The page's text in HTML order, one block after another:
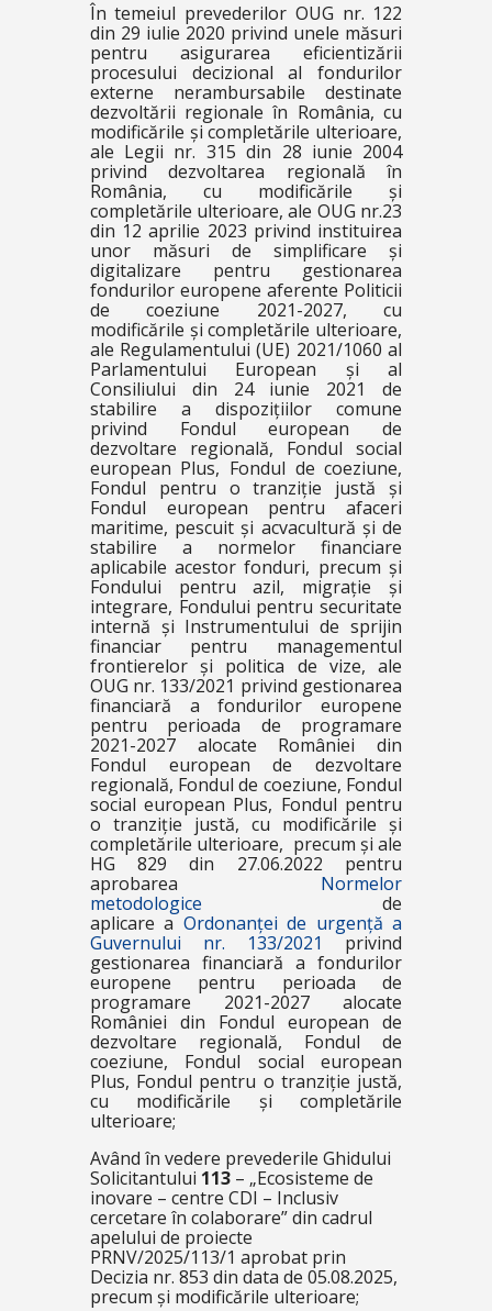
În temeiul prevederilor OUG nr. 122
din 29 iulie 2020 privind unele măsuri
pentru asigurarea eficientizării
procesului decizional al fondurilor
externe nerambursabile destinate
dezvoltării regionale în România, cu
modificările și completările ulterioare,
ale Legii nr. 315 din 28 iunie 2004
privind dezvoltarea regională în
România, cu modificările și
completările ulterioare, ale OUG nr.23
din 12 aprilie 2023 privind instituirea
unor măsuri de simplificare și
digitalizare pentru gestionarea
fondurilor europene aferente Politicii
de coeziune 2021-2027, cu
modificările și completările ulterioare,
ale Regulamentului (UE) 2021/1060 al
Parlamentului European și al
Consiliului din 24 iunie 2021 de
stabilire a dispozițiilor comune
privind Fondul european de
dezvoltare regională, Fondul social
european Plus, Fondul de coeziune,
Fondul pentru o tranziție justă și
Fondul european pentru afaceri
maritime, pescuit și acvacultură și de
stabilire a normelor financiare
aplicabile acestor fonduri, precum și
Fondului pentru azil, migrație și
integrare, Fondului pentru securitate
internă și Instrumentului de sprijin
financiar pentru managementul
frontierelor și politica de vize, ale
OUG nr. 133/2021 privind gestionarea
financiară a fondurilor europene
pentru perioada de programare
2021-2027 alocate României din
Fondul european de dezvoltare
regională, Fondul de coeziune, Fondul
social european Plus, Fondul pentru
o tranziție justă, cu modificările și
completările ulterioare, precum și ale
HG 829 din 27.06.2022 pentru
aprobarea Normelor
metodologice de
aplicare a Ordonanței de urgență a
Guvernului nr. 133/2021
privind
gestionarea financiară a fondurilor
europene pentru perioada de
programare 2021-2027 alocate
României din Fondul european de
dezvoltare regională, Fondul de
coeziune, Fondul social european
Plus, Fondul pentru o tranziție justă,
cu modificările și completările
ulterioare;
Având în vedere prevederile Ghidului
Solicitantului 113– „Ecosisteme de
inovare – centre CDI – Inclusiv
cercetare în colaborare”din cadrul
apelului de proiecte
PRNV/2025/113/1 aprobat prin
Decizia nr. 853 din data de 05.08.2025,
precum și modificările ulterioare;